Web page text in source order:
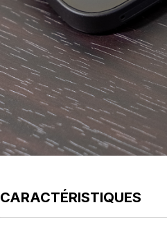
CARACTÉRISTIQUES